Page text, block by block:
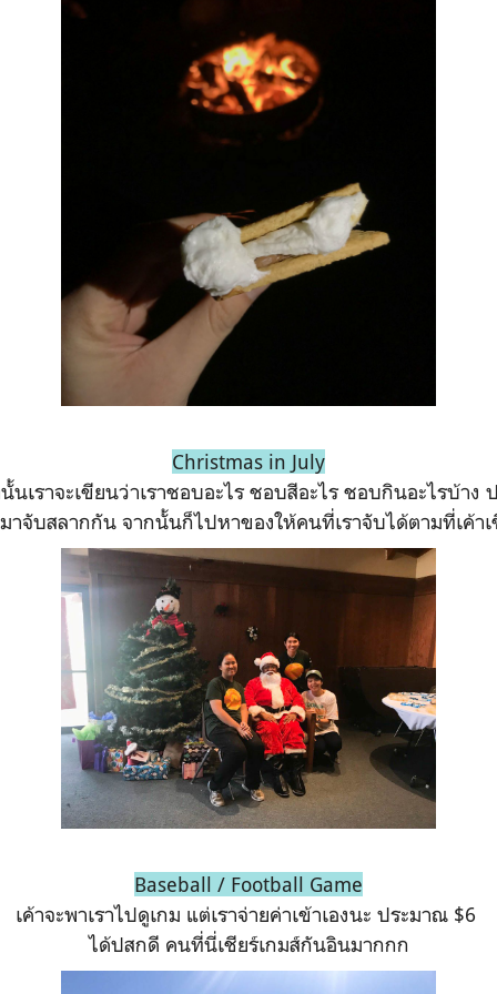
Christmas in July
นเราจะเขียนว่าเราชอบอะไร ชอบสีอะไร ชอบกินอะไรบ้าง
าจับสลากกัน จากนั้นก็ไปหาของให้คนที่เราจับได้ตามที่เค้า
Baseball / Football Game
เค้าจะพาเราไปดูเกม แต่เราจ่ายค่าเข้าเองนะ ประมาณ $6
ได้ปสกดี คนที่นี่เชียร์เกมส์กันอินมากกก